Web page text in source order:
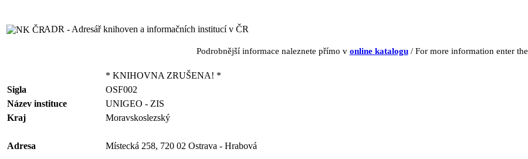
ADR - Adresář knihoven a informačních institucí v ČR
Podrobnější informace naleznete přímo v online katalogu/ For more information enter the
* KNIHOVNA ZRUŠENA! *
Sigla
OSF002
Název instituce
UNIGEO - ZIS
Kraj
Moravskoslezský
Adresa Místecká 258, 720 02 Ostrava - Hrabová